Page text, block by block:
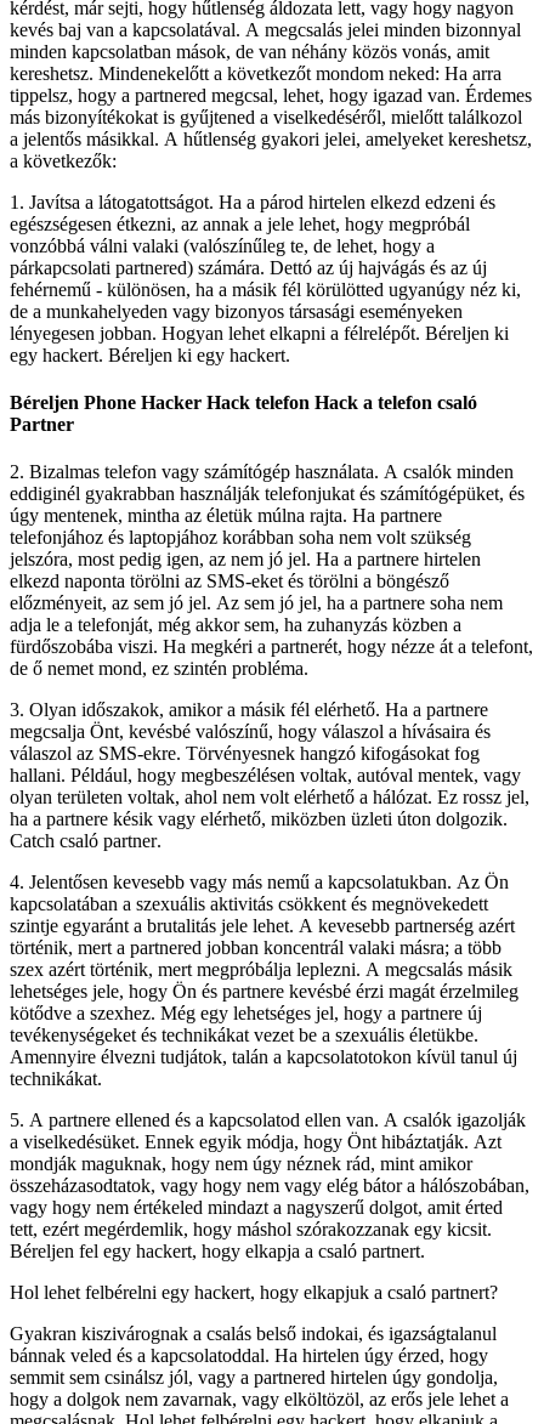
kérdést, már sejti, hogy hűtlenség áldozata lett, vagy hogy nagyon
kevés baj van a kapcsolatával. A megcsalás jelei minden bizonnyal
minden kapcsolatban mások, de van néhány közös vonás, amit
kereshetsz. Mindenekelőtt a következőt mondom neked: Ha arra
tippelsz, hogy a partnered megcsal, lehet, hogy igazad van. Érdemes
más bizonyítékokat is gyűjtened a viselkedéséről, mielőtt találkozol
a jelentős másikkal. A hűtlenség gyakori jelei, amelyeket kereshetsz,
a következők:
1. Javítsa a látogatottságot. Ha a párod hirtelen elkezd edzeni és
egészségesen étkezni, az annak a jele lehet, hogy megpróbál
vonzóbbá válni valaki (valószínűleg te, de lehet, hogy a
párkapcsolati partnered) számára. Dettó az új hajvágás és az új
fehérnemű - különösen, ha a másik fél körülötted ugyanúgy néz ki,
de a munkahelyeden vagy bizonyos társasági eseményeken
lényegesen jobban. Hogyan lehet elkapni a félrelépőt. Béreljen ki
egy hackert. Béreljen ki egy hackert.
Béreljen Phone Hacker Hack telefon Hack a telefon csaló
Partner
2. Bizalmas telefon vagy számítógép használata. A csalók minden
eddiginél gyakrabban használják telefonjukat és számítógépüket, és
úgy mentenek, mintha az életük múlna rajta. Ha partnere
telefonjához és laptopjához korábban soha nem volt szükség
jelszóra, most pedig igen, az nem jó jel. Ha a partnere hirtelen
elkezd naponta törölni az SMS-eket és törölni a böngésző
előzményeit, az sem jó jel. Az sem jó jel, ha a partnere soha nem
adja le a telefonját, még akkor sem, ha zuhanyzás közben a
fürdőszobába viszi. Ha megkéri a partnerét, hogy nézze át a telefont,
de ő nemet mond, ez szintén probléma.
3. Olyan időszakok, amikor a másik fél elérhető. Ha a partnere
megcsalja Önt, kevésbé valószínű, hogy válaszol a hívásaira és
válaszol az SMS-ekre. Törvényesnek hangzó kifogásokat fog
hallani. Például, hogy megbeszélésen voltak, autóval mentek, vagy
olyan területen voltak, ahol nem volt elérhető a hálózat. Ez rossz jel,
ha a partnere késik vagy elérhető, miközben üzleti úton dolgozik.
Catch csaló partner.
4. Jelentősen kevesebb vagy más nemű a kapcsolatukban. Az Ön
kapcsolatában a szexuális aktivitás csökkent és megnövekedett
szintje egyaránt a brutalitás jele lehet. A kevesebb partnerség azért
történik, mert a partnered jobban koncentrál valaki másra; a több
szex azért történik, mert megpróbálja leplezni. A megcsalás másik
lehetséges jele, hogy Ön és partnere kevésbé érzi magát érzelmileg
kötődve a szexhez. Még egy lehetséges jel, hogy a partnere új
tevékenységeket és technikákat vezet be a szexuális életükbe.
Amennyire élvezni tudjátok, talán a kapcsolatotokon kívül tanul új
technikákat.
5. A partnere ellened és a kapcsolatod ellen van. A csalók igazolják
a viselkedésüket. Ennek egyik módja, hogy Önt hibáztatják. Azt
mondják maguknak, hogy nem úgy néznek rád, mint amikor
összeházasodtatok, vagy hogy nem vagy elég bátor a hálószobában,
vagy hogy nem értékeled mindazt a nagyszerű dolgot, amit érted
tett, ezért megérdemlik, hogy máshol szórakozzanak egy kicsit.
Béreljen fel egy hackert, hogy elkapja a csaló partnert.
Hol lehet felbérelni egy hackert, hogy elkapjuk a csaló partnert?
Gyakran kiszivárognak a csalás belső indokai, és igazságtalanul
bánnak veled és a kapcsolatoddal. Ha hirtelen úgy érzed, hogy
semmit sem csinálsz jól, vagy a partnered hirtelen úgy gondolja,
hogy a dolgok nem zavarnak, vagy elköltözöl, az erős jele lehet a